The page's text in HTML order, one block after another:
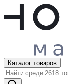
Каталог товаров